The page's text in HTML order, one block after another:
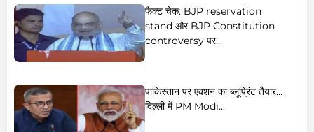
फैक्ट चेक: BJP reservation
stand और BJP Constitution
controversy पर...
पाकिस्तान पर एक्शन का ब्लूप्रिंट तैयार…
दिल्ली में PM Modi...